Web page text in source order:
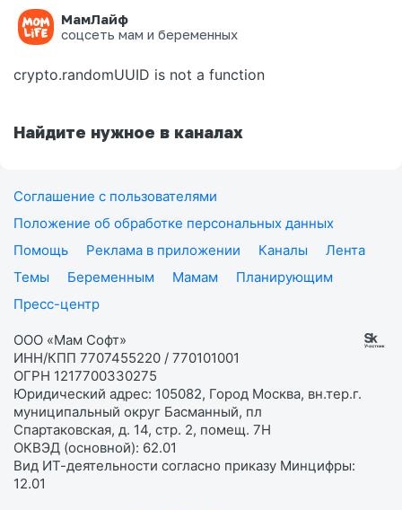
МамЛайф
соцсеть мам и беременных
Ошибка на странице
crypto.randomUUID is not a function
Найдите нужное в каналах
Соглашение с пользователями
Положение об обработке персональных данных
Помощь
Реклама в приложении Каналы
Лента
Темы
Беременным Мамам
Планирующим
Пресс-центр
ООО «Мам Софт»
ИНН/КПП 7707455220 / 770101001
ОГРН 1217700330275
Юридический адрес: 105082, Город Москва, вн.тер.г.
муниципальный округ Басманный, пл
Спартаковская, д. 14, стр. 2, помещ. 7Н
ОКВЭД (основной): 62.01
Вид ИТ-деятельности согласно приказу Минцифры:
12.01